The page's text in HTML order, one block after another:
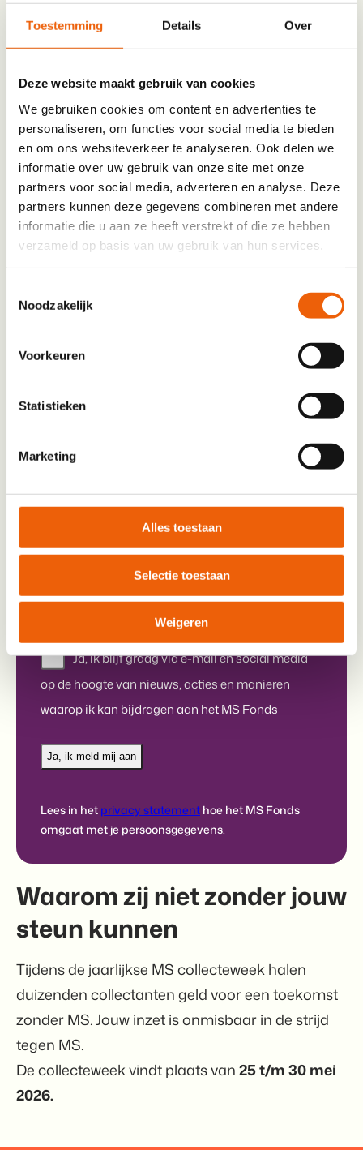
Toestemming Details Over
Deze website maakt gebruik van cookies
We gebruiken cookies om content en advertenties te
personaliseren, om functies voor social media te bieden
en om ons websiteverkeer te analyseren. Ook delen we
informatie over uw gebruik van onze site met onze
partners voor social media, adverteren en analyse. Deze
partners kunnen deze gegevens combineren met andere
informatie die u aan ze heeft verstrekt of die ze hebben
verzameld op basis van uw gebruik van hun services.
Noodzakelijk
Voorkeuren
Statistieken
Marketing
Alles toestaan
Selectie toestaan
Weigeren
Enter Email
Confirm Email
Wij hebben een telefoonnummer nodig om
contact met je op te nemen. Maak je gebruik
van een mobiel – of vastnummer?**
Mobielnummer
Vastnummer
Adres*
In welk gebied wil je coördinator worden?*
Ja, ik blijf graag via e-mail en social media
op de hoogte van nieuws, acties en manieren
waarop ik kan bijdragen aan het MS Fonds
Lees in het privacy statement hoe het MS Fonds
omgaat met je persoonsgegevens.
Waarom zij niet zonder jouw
steun kunnen
Tijdens de jaarlijkse MS collecteweek halen
duizenden collectanten geld voor een toekomst
zonder MS. Jouw inzet is onmisbaar in de strijd
tegen MS.
De collecteweek vindt plaats van25 t/m 30 mei
2026.